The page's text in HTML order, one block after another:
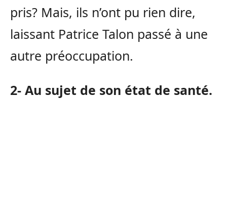
pris? Mais, ils n’ont pu rien dire,
laissant Patrice Talon passé à une
autre préoccupation.
2- Au sujet de son état de santé.